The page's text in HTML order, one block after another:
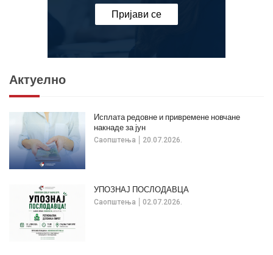
Пријави се
Актуелно
Саопштења 20.07.2026.
Исплата редовне и привремене новчане
накнаде за јун
Саопштења 02.07.2026.
УПОЗНАЈ ПОСЛОДАВЦА